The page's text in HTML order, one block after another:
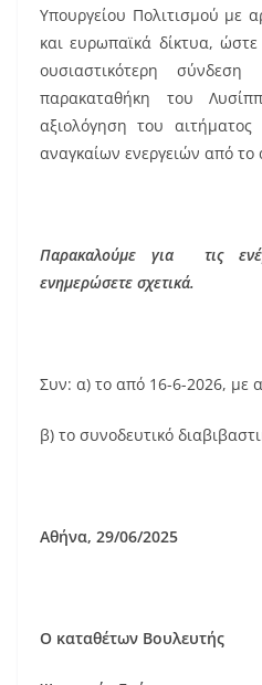
Υπουργείου Πολιτισμού με
και ευρωπαϊκά δίκτυα,
ουσιαστικότερη
παρακαταθήκη του
αξιολόγηση του
αναγκαίων ενεργειών από το
Παρακαλούμε για τις
ενημερώσετε σχετικά.
Συν: α) το από 16-6-2026, με
β) το συνοδευτικό
Αθήνα, 29/06/2025
Ο καταθέτων Βουλευτής